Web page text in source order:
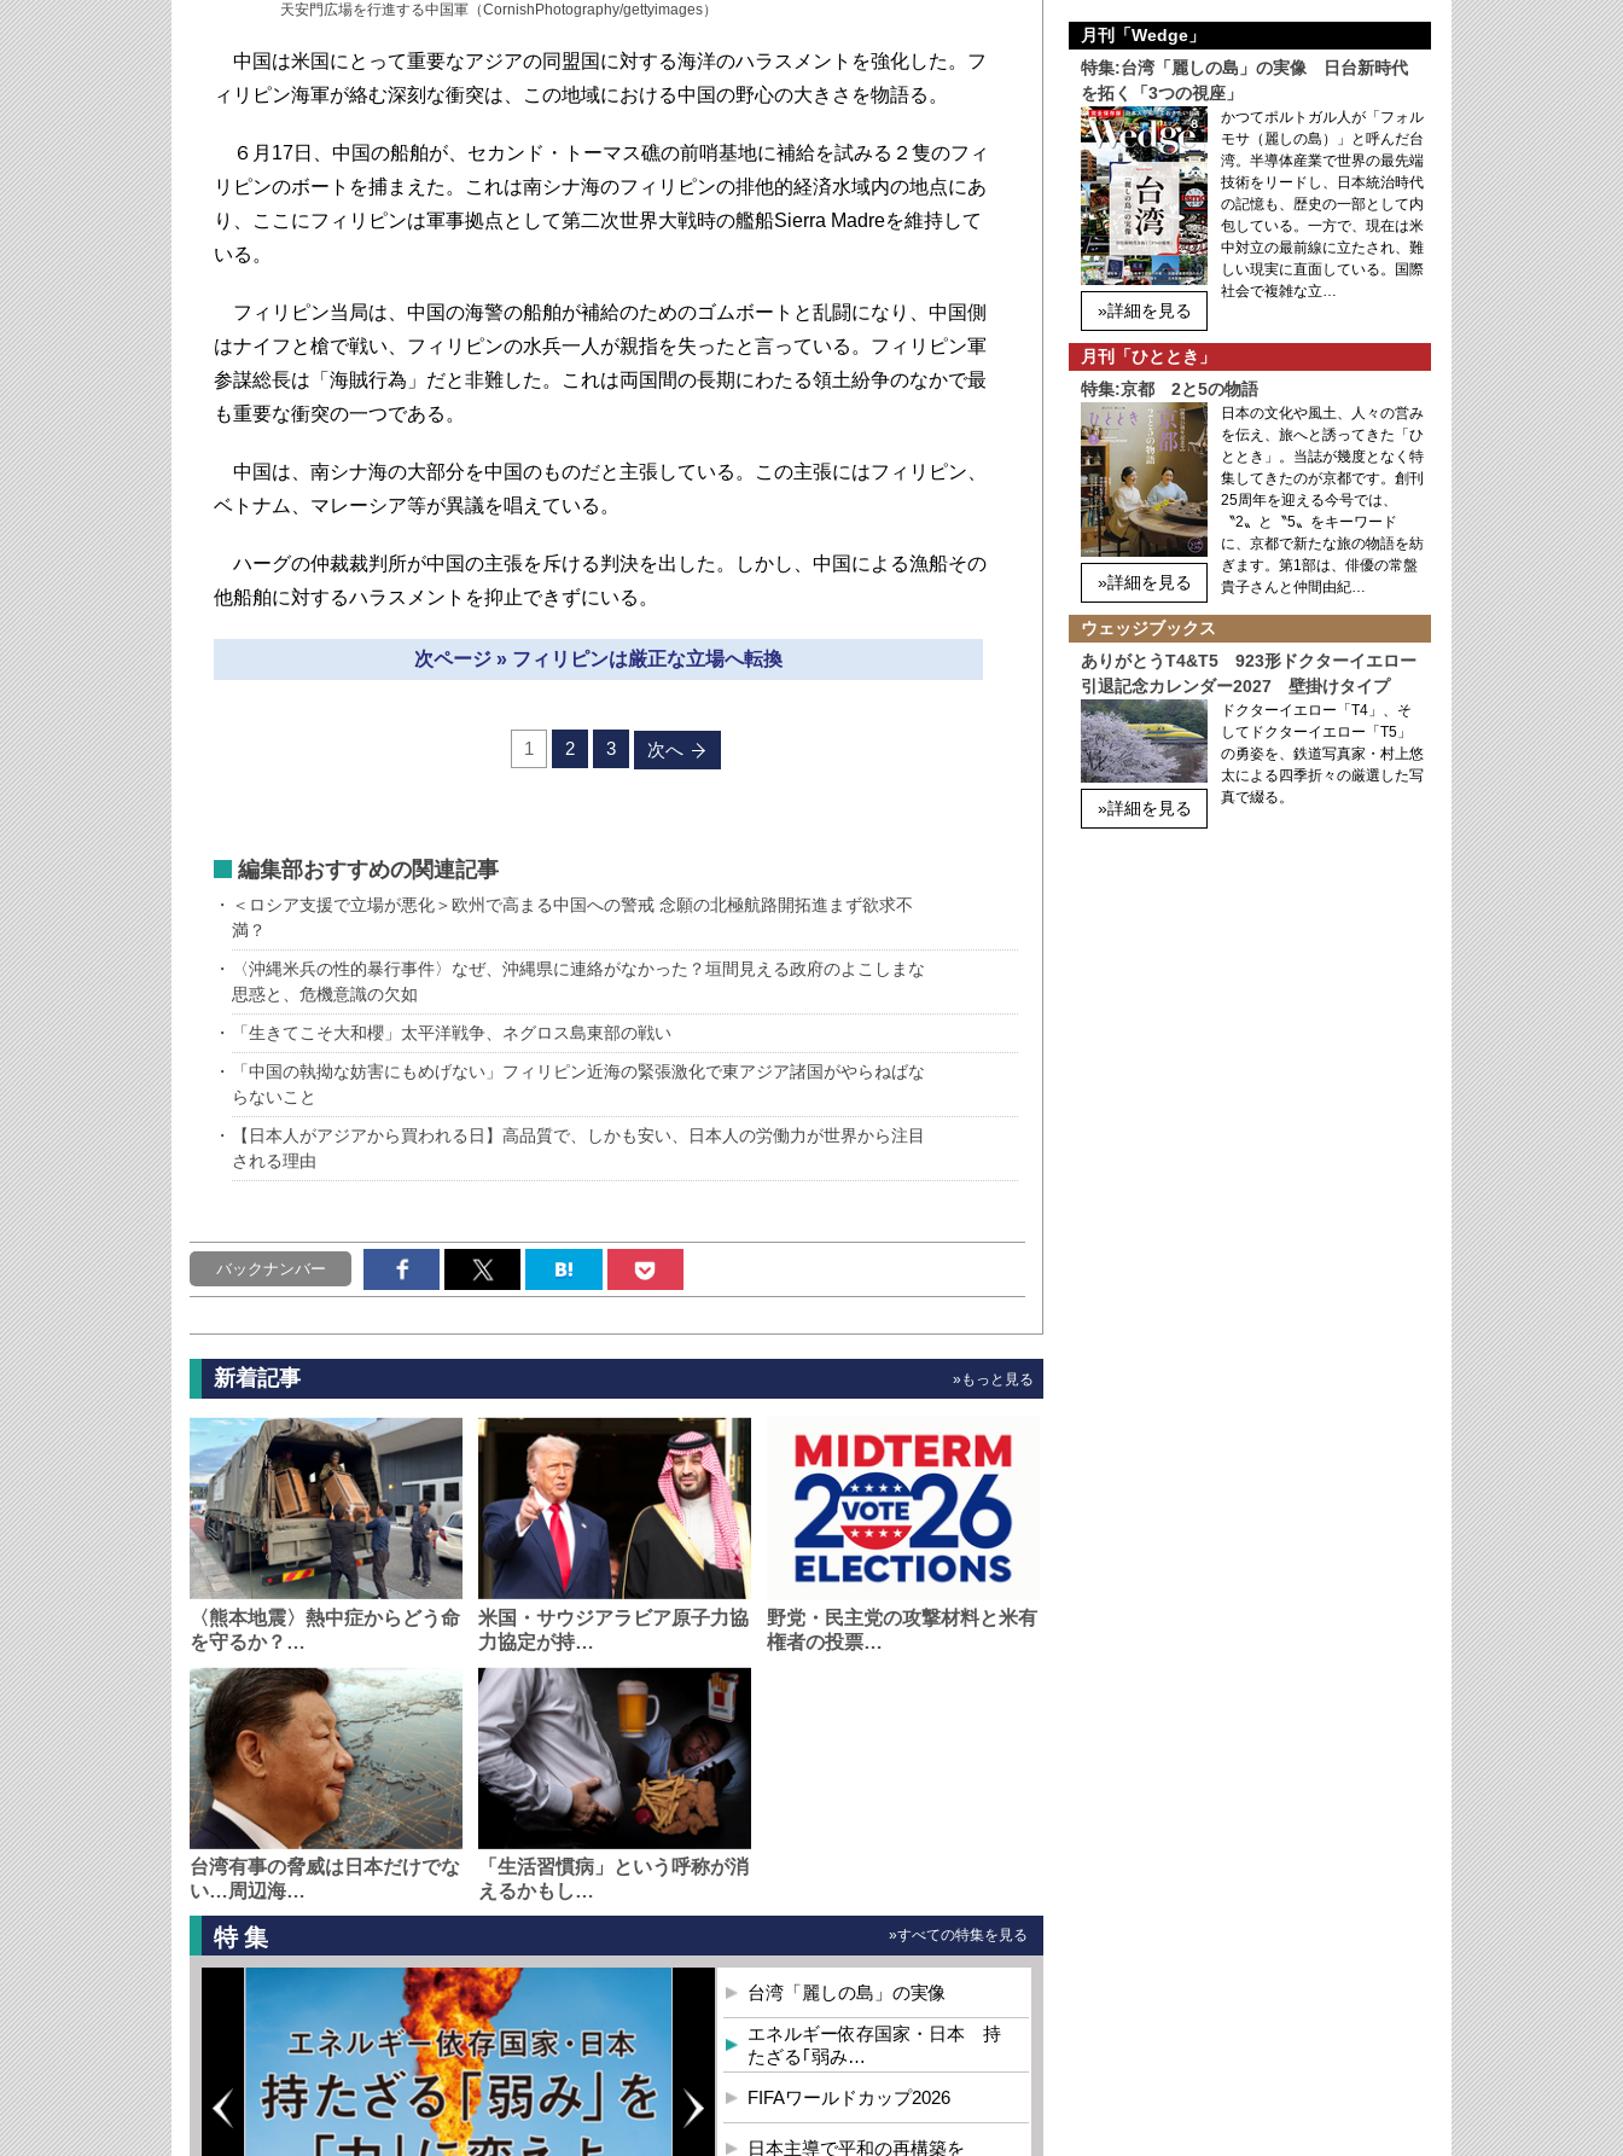
天安門広場を行進する中国軍（CornishPhotography/gettyimages）
中国は米国にとって重要なアジアの同盟国に対する海洋のハラスメントを強化した。フ
ィリピン海軍が絡む深刻な衝突は、この地域における中国の野心の大きさを物語る。
６月17日、中国の船舶が、セカンド・トーマス礁の前哨基地に補給を試みる２隻のフィ
リピンのボートを捕まえた。これは南シナ海のフィリピンの排他的経済水域内の地点にあ
り、ここにフィリピンは軍事拠点として第二次世界大戦時の艦船Sierra Madreを維持して
いる。
フィリピン当局は、中国の海警の船舶が補給のためのゴムボートと乱闘になり、中国側
はナイフと槍で戦い、フィリピンの水兵一人が親指を失ったと言っている。フィリピン軍
参謀総長は「海賊行為」だと非難した。これは両国間の長期にわたる領土紛争のなかで最
も重要な衝突の一つである。
中国は、南シナ海の大部分を中国のものだと主張している。この主張にはフィリピン、
ベトナム、マレーシア等が異議を唱えている。
ハーグの仲裁裁判所が中国の主張を斥ける判決を出した。しかし、中国による漁船その
他船舶に対するハラスメントを抑止できずにいる。
次ページ » フィリピンは厳正な立場へ転換
1 2 3 次へ
編集部おすすめの関連記事
＜ロシア支援で立場が悪化＞欧州で高まる中国への警戒 念願の北極航路開拓進まず欲求不
満？
〈沖縄米兵の性的暴行事件〉なぜ、沖縄県に連絡がなかった？垣間見える政府のよこしまな
思惑と、危機意識の欠如
「生きてこそ大和櫻」太平洋戦争、ネグロス島東部の戦い
「中国の執拗な妨害にもめげない」フィリピン近海の緊張激化で東アジア諸国がやらねばな
らないこと
【日本人がアジアから買われる日】高品質で、しかも安い、日本人の労働力が世界から注目
される理由
バックナンバー
新着記事 »もっと見る
〈熊本地震〉熱中症からどう命
を守るか？…
米国・サウジアラビア原子力協
力協定が持…
野党・民主党の攻撃材料と米有
権者の投票…
台湾有事の脅威は日本だけでな
い…周辺海…
「生活習慣病」という呼称が消
えるかもし…
特集 »すべての特集を見る
台湾「麗しの島」の実像
エネルギー依存国家・日本 持
たざる｢弱み…
FIFAワールドカップ2026
日本主導で平和の再構築を
月刊「Wedge」
特集:台湾「麗しの島」の実像 日台新時代
を拓く「3つの視座」
»詳細を見る
かつてポルトガル人が「フォル
モサ（麗しの島）」と呼んだ台
湾。半導体産業で世界の最先端
技術をリードし、日本統治時代
の記憶も、歴史の一部として内
包している。一方で、現在は米
中対立の最前線に立たされ、難
しい現実に直面している。国際
社会で複雑な立…
月刊「ひととき」
特集:京都 2と5の物語
»詳細を見る
日本の文化や風土、人々の営み
を伝え、旅へと誘ってきた「ひ
ととき」。当誌が幾度となく特
集してきたのが京都です。創刊
25周年を迎える今号では、
〝2〟と〝5〟をキーワード
に、京都で新たな旅の物語を紡
ぎます。第1部は、俳優の常盤
貴子さんと仲間由紀…
ウェッジブックス
ありがとうT4&T5 923形ドクターイエロー
引退記念カレンダー2027 壁掛けタイプ
»詳細を見る
ドクターイエロー「T4」、そ
してドクターイエロー「T5」
の勇姿を、鉄道写真家・村上悠
太による四季折々の厳選した写
真で綴る。